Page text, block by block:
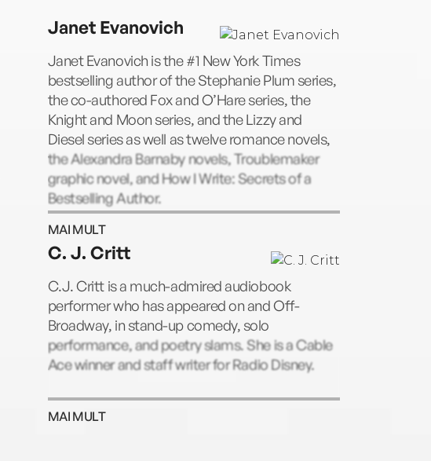
Janet Evanovich
Janet Evanovich is the #1 New York Times
bestselling author of the Stephanie Plum series,
the co-authored Fox and O’Hare series, the
Knight and Moon series, and the Lizzy and
Diesel series as well as twelve romance novels,
the Alexandra Barnaby novels, Troublemaker
graphic novel, and How I Write: Secrets of a
Bestselling Author.
MAI MULT
C. J. Critt
C.J. Critt is a much-admired audiobook
performer who has appeared on and Off-
Broadway, in stand-up comedy, solo
performance, and poetry slams. She is a Cable
Ace winner and staff writer for Radio Disney.
MAI MULT